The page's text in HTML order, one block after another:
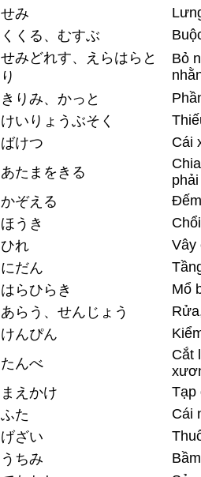
せみ
くくる、むすぶ
せみどれす、えらはらと
り
Bỏ
きりみ、かっと
けいりょうぶそく
ばけつ
Cái
あたまをきる
かぞえる
Đếm
ほうき
ひれ
Vây
にだん
はらひらき
Mổ
あらう、せんじょう
けんぴん
たんべ
Cắt
まえかけ
Tạp
ふた
Cái
げざい
うちみ